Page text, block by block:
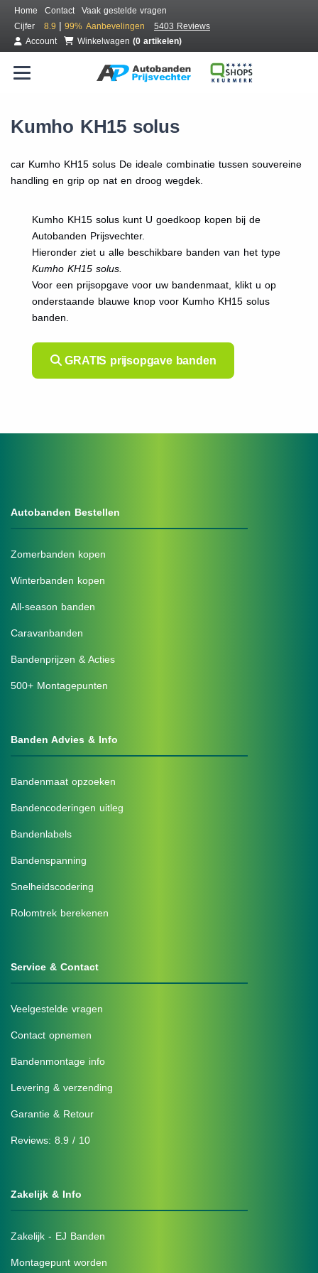
Home Contact
Vaak gestelde vragen
Cijfer
8.9 | 99% Aanbevelingen
5403 Reviews
Account
Winkelwagen (0 artikelen)
Kumho KH15 solus
car Kumho KH15 solus De ideale combinatie tussen souvereine
handling en grip op nat en droog wegdek.
Kumho KH15 solus kunt U goedkoop kopen bij de
Autobanden Prijsvechter.
Hieronder ziet u alle beschikbare banden van het type
Kumho KH15 solus.
Voor een prijsopgave voor uw bandenmaat, klikt u op
onderstaande blauwe knop voor Kumho KH15 solus
banden.
GRATIS prijsopgave banden
Autobanden Bestellen
Zomerbanden kopen
Winterbanden kopen
All-season banden
Caravanbanden
Bandenprijzen & Acties
500+ Montagepunten
Banden Advies & Info
Bandenmaat opzoeken
Bandencoderingen uitleg
Bandenlabels
Bandenspanning
Snelheidscodering
Rolomtrek berekenen
Service & Contact
Veelgestelde vragen
Contact opnemen
Bandenmontage info
Levering & verzending
Garantie & Retour
Reviews: 8.9 / 10
Zakelijk & Info
Zakelijk - EJ Banden
Montagepunt worden